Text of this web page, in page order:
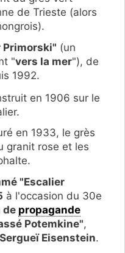
de Trieste (alors
Primorski" (un
"vers la mer"), de
1992.
en 1906 sur le
en 1933, le grès
granit rose et les
"Escalier
à l'occasion du 30e
de propagande
Potemkine",
Sergueï Eisenstein.